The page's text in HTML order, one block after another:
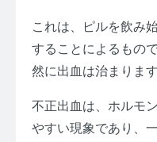
これは、ピルを飲み
することによるもの
然に出血は治まります
不正出血は、ホルモ
やすい現象であり、